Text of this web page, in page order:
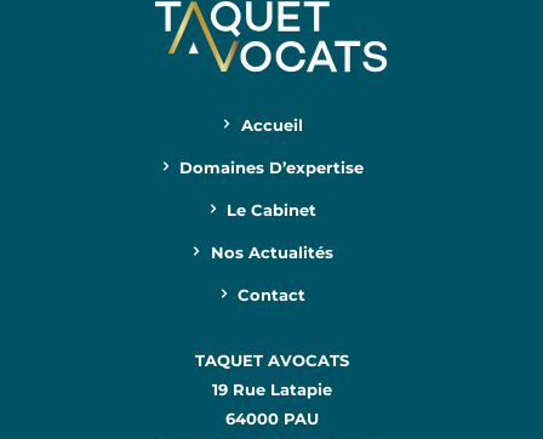
Accueil
Domaines D’expertise
Le Cabinet
Nos Actualités
Contact
TAQUET AVOCATS
19 Rue Latapie
64000 PAU